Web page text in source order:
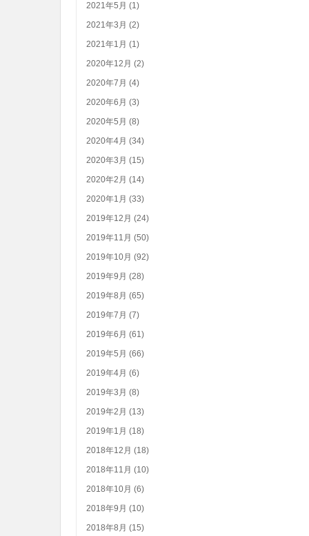
2021年5月 (1)
2021年3月 (2)
2021年1月 (1)
2020年12月 (2)
2020年7月 (4)
2020年6月 (3)
2020年5月 (8)
2020年4月 (34)
2020年3月 (15)
2020年2月 (14)
2020年1月 (33)
2019年12月 (24)
2019年11月 (50)
2019年10月 (92)
2019年9月 (28)
2019年8月 (65)
2019年7月 (7)
2019年6月 (61)
2019年5月 (66)
2019年4月 (6)
2019年3月 (8)
2019年2月 (13)
2019年1月 (18)
2018年12月 (18)
2018年11月 (10)
2018年10月 (6)
2018年9月 (10)
2018年8月 (15)